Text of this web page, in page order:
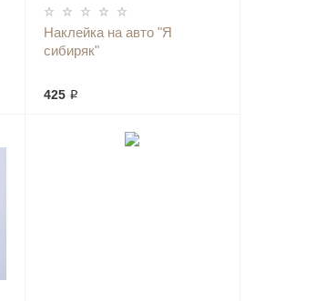
Наклейка на авто "Я
сибиряк"
425 ₽